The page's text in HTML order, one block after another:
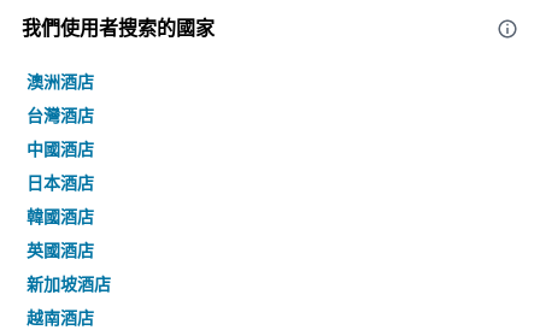
我們使用者搜索的國家
澳洲酒店
台灣酒店
中國酒店
日本酒店
韓國酒店
英國酒店
新加坡酒店
越南酒店